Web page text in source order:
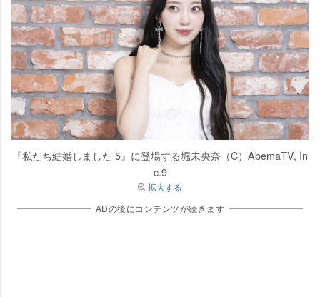
『私たち結婚しました 5』に登場する堀未央奈（C）AbemaTV, In
c.9
拡大する
ADの後にコンテンツが続きます